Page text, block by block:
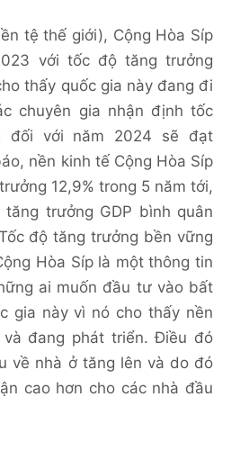
tệ thế giới), Cộng Hòa Síp
với tốc độ tăng trưởng
thấy quốc gia này đang đi
chuyên gia nhận định tốc
đối với năm 2024 sẽ đạt
nền kinh tế Cộng Hòa Síp
12,9% trong 5 năm tới,
trưởng GDP bình quân
độ tăng trưởng bền vững
Hòa Síp là một thông tin
ai muốn đầu tư vào bất
gia này vì nó cho thấy nền
đang phát triển. Điều đó
về nhà ở tăng lên và do đó
cao hơn cho các nhà đầu